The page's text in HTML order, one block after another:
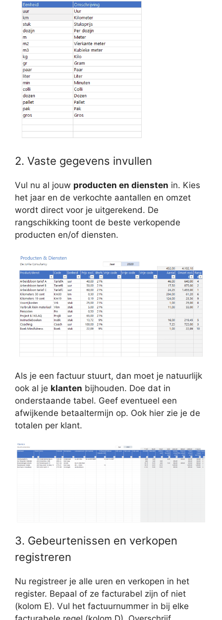
2. Vaste gegevens invullen
Vul nu al jouw producten en diensten in. Kies
het jaar en de verkochte aantallen en omzet
wordt direct voor je uitgerekend. De
rangschikking toont de beste verkopende
producten en/of diensten.
Als je een factuur stuurt, dan moet je natuurlijk
ook al je klanten bijhouden. Doe dat in
onderstaande tabel. Geef eventueel een
afwijkende betaaltermijn op. Ook hier zie je de
totalen per klant.
3. Gebeurtenissen en verkopen
registreren
Nu registreer je alle uren en verkopen in het
register. Bepaal of ze facturabel zijn of niet
(kolom E). Vul het factuurnummer in bij elke